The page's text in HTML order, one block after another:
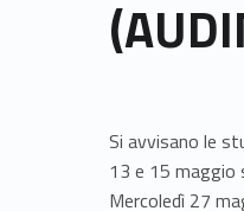
Si avvisano le
13 e 15 maggio
Mercoledì 27